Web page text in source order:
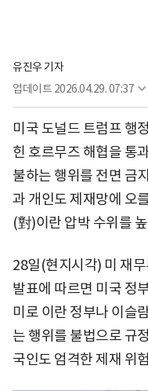
유진우 기자
업데이트 2026.04.29. 07:37
미국 도널드 트럼프 행
힌 호르무즈 해협을 통
불하는 행위를 전면 금
과 개인도 제재망에 오
(對)이란 압박 수위를
28일(현지시각) 미 재
발표에 따르면 미국 정
미로 이란 정부나 이슬
는 행위를 불법으로 규
국인도 엄격한 제재 위